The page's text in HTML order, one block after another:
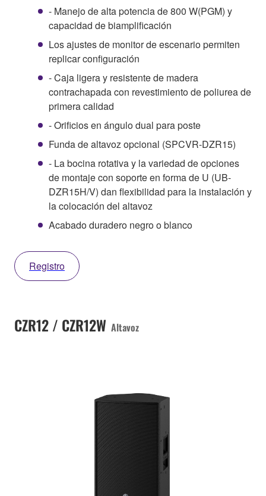
- Manejo de alta potencia de 800 W(PGM) y
capacidad de biamplificación
Los ajustes de monitor de escenario permiten
replicar configuración
- Caja ligera y resistente de madera
contrachapada con revestimiento de poliurea de
primera calidad
- Orificios en ángulo dual para poste
Funda de altavoz opcional (SPCVR-DZR15)
- La bocina rotativa y la variedad de opciones
de montaje con soporte en forma de U (UB-
DZR15H/V) dan flexibilidad para la instalación y
la colocación del altavoz
Acabado duradero negro o blanco
Registro
CZR12 / CZR12W Altavoz